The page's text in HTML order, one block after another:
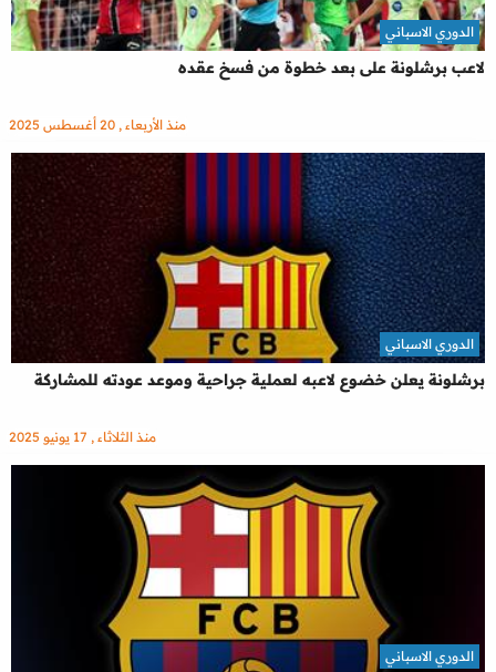
لاعب برشلونة على بعد خطوة من فسخ عقده
الدوري الاسباني
منذ الأربعاء , 20 أغسطس 2025
برشلونة يعلن خضوع لاعبه لعملية جراحية وموعد عودته للمشاركة
الدوري الاسباني
منذ الثلاثاء , 17 يونيو 2025
الدوري الاسباني